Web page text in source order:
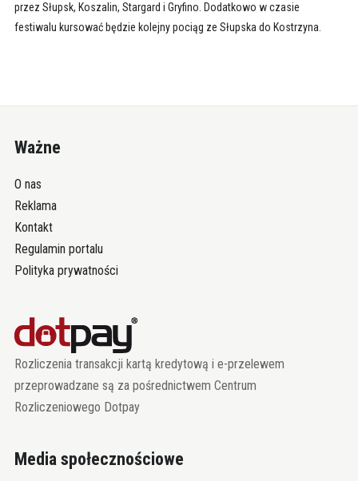
przez Słupsk, Koszalin, Stargard i Gryfino. Dodatkowo w czasie
festiwalu kursować będzie kolejny pociąg ze Słupska do Kostrzyna.
Ważne
O nas
Reklama
Kontakt
Regulamin portalu
Polityka prywatności
Rozliczenia transakcji kartą kredytową i e-przelewem
przeprowadzane są za pośrednictwem Centrum
Rozliczeniowego Dotpay
Media społecznościowe